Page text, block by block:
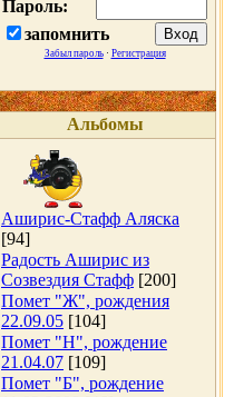
Пароль:
запомнить
Забыл пароль· Регистрация
Альбомы
Аширис-Стафф Аляска
[94]
Радость Аширис из
Созвездия Стафф [200]
Помет "Ж", рождения
22.09.05 [104]
Помет "Н", рождение
21.04.07 [109]
Помет "Б", рождение